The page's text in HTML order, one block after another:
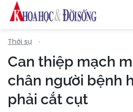
Thời sự
Can thiệp mạch
chân người bệnh
phải cắt cụt